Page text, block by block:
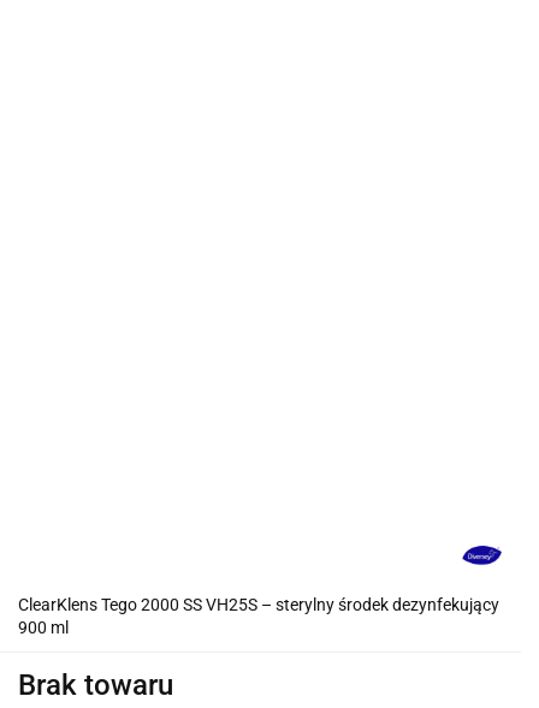
ClearKlens Tego 2000 SS VH25S – sterylny środek dezynfekujący
900 ml
Brak towaru